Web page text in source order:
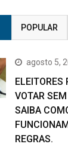
POPULAR
agosto 5,
ELEITORES
VOTAR
SAIBA
REGRAS.